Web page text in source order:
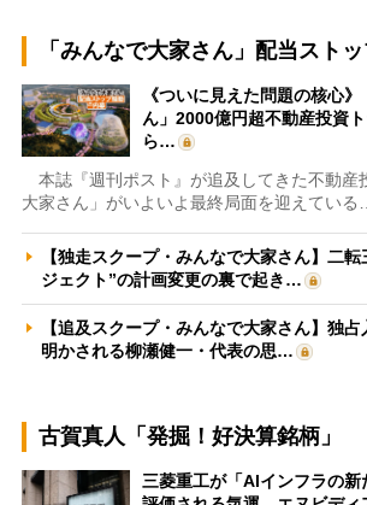
「みんなで大家さん」配当スト
《ついに見えた問題の核心
ん」2000億円超不動産投資
ら…
本誌『週刊ポスト』が追及してきた不動産
大家さん」がいよいよ最終局面を迎えている…
【独走スクープ・みんなで大家さん】二
ジェクト”の計画変更の裏で起き…
【追及スクープ・みんなで大家さん】独
明かされる柳瀬健一・代表の思…
古賀真人「発掘！好決算銘柄」
三菱重工が「AIインフラの